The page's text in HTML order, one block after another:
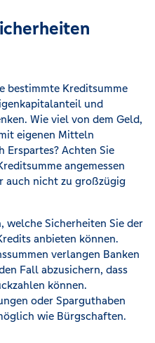
bestimmte Kreditsumme
und
Wie viel von dem Geld,
eigenen Mitteln
Erspartes? Achten Sie
angemessen
auch nicht zu großzügig
welche Sicherheiten Sie der
anbieten können.
verlangen Banken
Fall abzusichern, dass
können.
oder Sparguthaben
wie Bürgschaften.